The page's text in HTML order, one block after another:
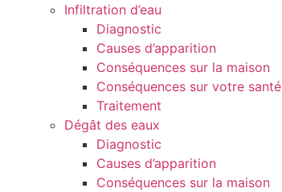
Infiltration d’eau
Diagnostic
Causes d’apparition
Conséquences sur la maison
Conséquences sur votre santé
Traitement
Dégât des eaux
Diagnostic
Causes d’apparition
Conséquences sur la maison